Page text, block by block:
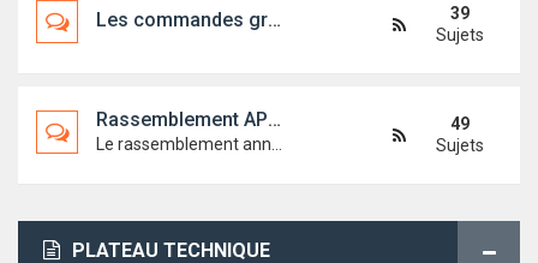
Les commandes groupées
39
Sujets
Rassemblement APFIRST18
49
Sujets
PLATEAU TECHNIQUE